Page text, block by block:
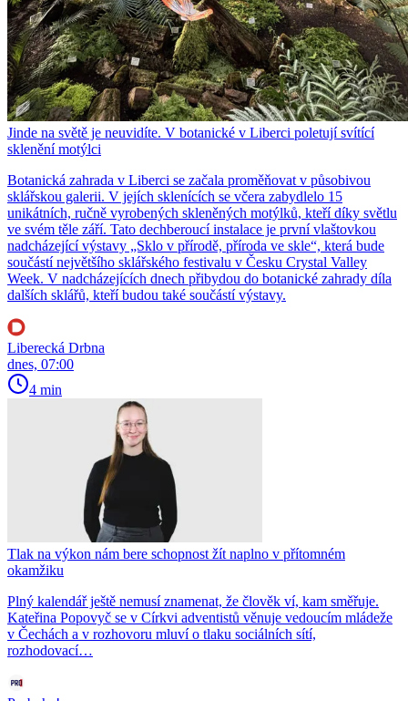
Jinde na světě je neuvidíte. V botanické v Liberci poletují svítící
sklenění motýlci
Botanická zahrada v Liberci se začala proměňovat v působivou
sklářskou galerii. V jejích sklenících se včera zabydlelo 15
unikátních, ručně vyrobených skleněných motýlků, kteří díky světlu
ve svém těle září. Tato dechberoucí instalace je první vlaštovkou
nadcházející výstavy „Sklo v přírodě, příroda ve skle“, která bude
součástí největšího sklářského festivalu v Česku Crystal Valley
Week. V nadcházejících dnech přibydou do botanické zahrady díla
dalších sklářů, kteří budou také součástí výstavy.
Liberecká Drbna
dnes, 07:00
4 min
Tlak na výkon nám bere schopnost žít naplno v přítomném
okamžiku
Plný kalendář ještě nemusí znamenat, že člověk ví, kam směřuje.
Kateřina Popovyč se v Církvi adventistů věnuje vedoucím mládeže
v Čechách a v rozhovoru mluví o tlaku sociálních sítí,
rozhodovací…